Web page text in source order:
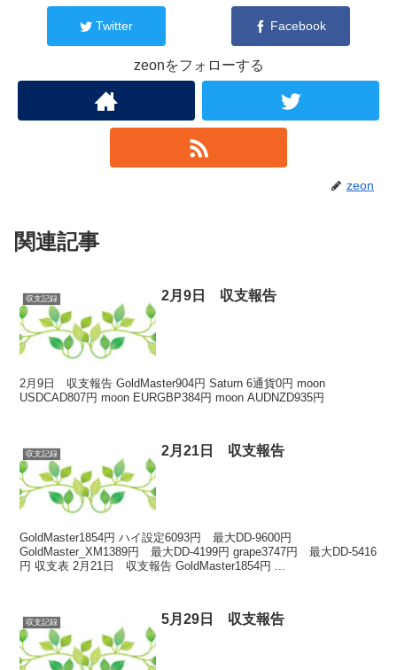
Twitter Facebook
zeonをフォローする
zeon
関連記事
収支記録 2月9日 収支報告
2月9日 収支報告 GoldMaster904円 Saturn 6通貨0円 moon
USDCAD807円 moon EURGBP384円 moon AUDNZD935円
収支記録 2月21日 収支報告
GoldMaster1854円 ハイ設定6093円 最大DD-9600円
GoldMaster_XM1389円 最大DD-4199円 grape3747円 最大DD-5416
円 収支表 2月21日 収支報告 GoldMaster1854円 ...
収支記録 5月29日 収支報告